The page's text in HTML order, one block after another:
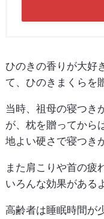
ひのきの香りが大好
て、ひのきまくらを
当時、祖母の寝つき
が、枕を贈ってから
地よい硬さで寝つき
また肩こりや首の疲
いろんな効果がある
高齢者は睡眠時間が